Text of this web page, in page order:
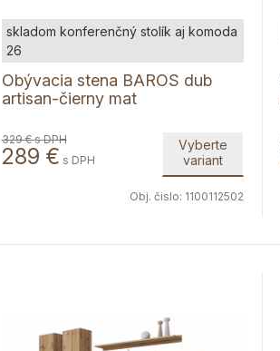
Obývacia stena BAROS dub
artisan-čierny mat
skladom konferenčný stolík aj komoda
26
329 €s DPH
289 € s DPH
Vyberte
variant
Obj. čislo: 1100112502